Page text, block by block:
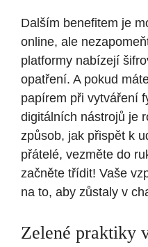
Dalším benefitem je
online, ale
platformy nabízejí
opatření. A pokud
papírem při vytváření
digitálních nástrojů je
způsob, jak přispět k
přátelé, vezměte do
začněte třídit! Vaše
na to, aby zůstaly v
Zelené praktiky